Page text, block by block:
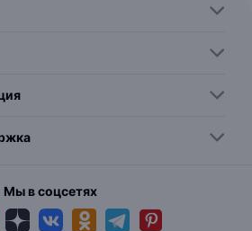
Мы в соцсетях